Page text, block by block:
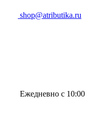
shop@atributika.ru
Ежедневно с 10:00